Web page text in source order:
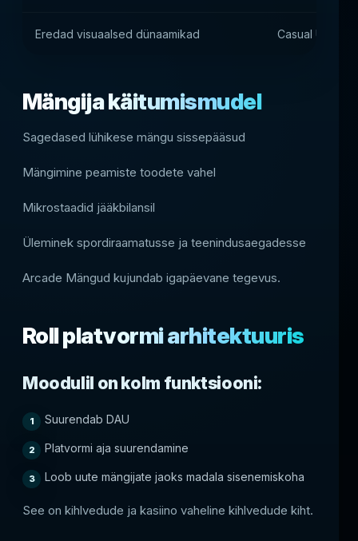
Eredad visuaalsed dünaamikad Casual UX
Mängija käitumismudel
Sagedased lühikese mängu sissepääsud
Mängimine peamiste toodete vahel
Mikrostaadid jääkbilansil
Üleminek spordiraamatusse ja teenindusaegadesse
Arcade Mängud kujundab igapäevane tegevus.
Roll platvormi arhitektuuris
Moodulil on kolm funktsiooni:
Suurendab DAU
Platvormi aja suurendamine
Loob uute mängijate jaoks madala sisenemiskoha
See on kihlvedude ja kasiino vaheline kihlvedude kiht.